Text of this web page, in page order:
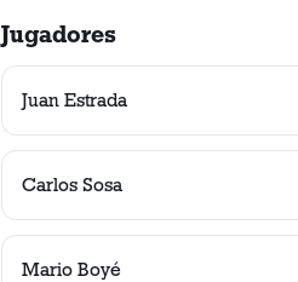
Jugadores
Juan Estrada
Carlos Sosa
Mario Boyé